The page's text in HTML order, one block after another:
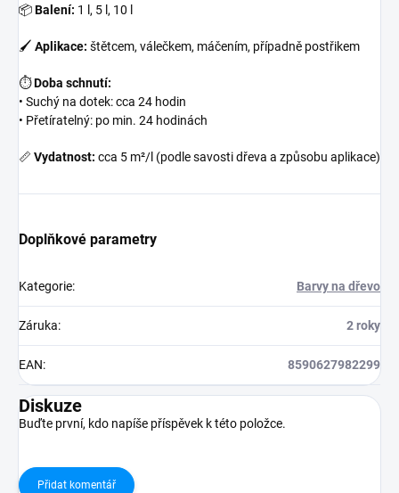
📦Balení: 1 l, 5 l, 10 l
🖌 Aplikace: štětcem, válečkem, máčením, případně postřikem
⏱Doba schnutí:
• Suchý na dotek: cca 24 hodin
• Přetíratelný: po min. 24 hodinách
📏 Vydatnost: cca 5 m²/l (podle savosti dřeva a způsobu aplikace)
Doplňkové parametry
Kategorie: Barvy na dřevo
Záruka: 2 roky
EAN: 8590627982299
Diskuze
Buďte první, kdo napíše příspěvek k této položce.
Přidat komentář